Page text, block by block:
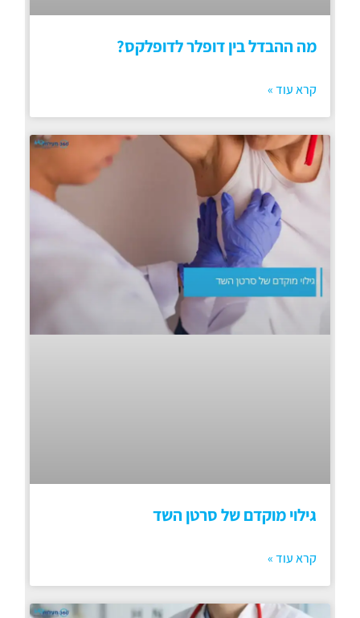
מה ההבדל בין דופלר לדופלקס?
קרא עוד »
גילוי מוקדם של סרטן השד
קרא עוד »